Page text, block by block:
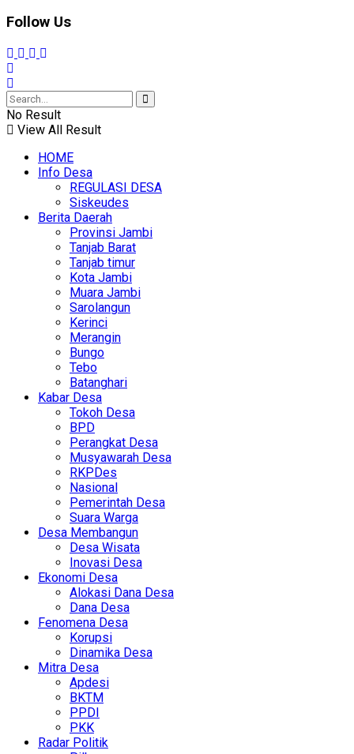
Follow Us
No Result
View All Result
HOME
Info Desa
REGULASI DESA
Siskeudes
Berita Daerah
Provinsi Jambi
Tanjab Barat
Tanjab timur
Kota Jambi
Muara Jambi
Sarolangun
Kerinci
Merangin
Bungo
Tebo
Batanghari
Kabar Desa
Tokoh Desa
BPD
Perangkat Desa
Musyawarah Desa
RKPDes
Nasional
Pemerintah Desa
Suara Warga
Desa Membangun
Desa Wisata
Inovasi Desa
Ekonomi Desa
Alokasi Dana Desa
Dana Desa
Fenomena Desa
Korupsi
Dinamika Desa
Mitra Desa
Apdesi
BKTM
PPDI
PKK
Radar Politik